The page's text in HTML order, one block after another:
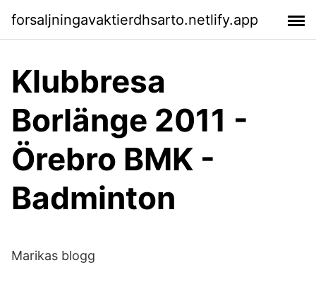
forsaljningavaktierdhsarto.netlify.app
Klubbresa
Borlänge 2011 -
Örebro BMK -
Badminton
Marikas blogg